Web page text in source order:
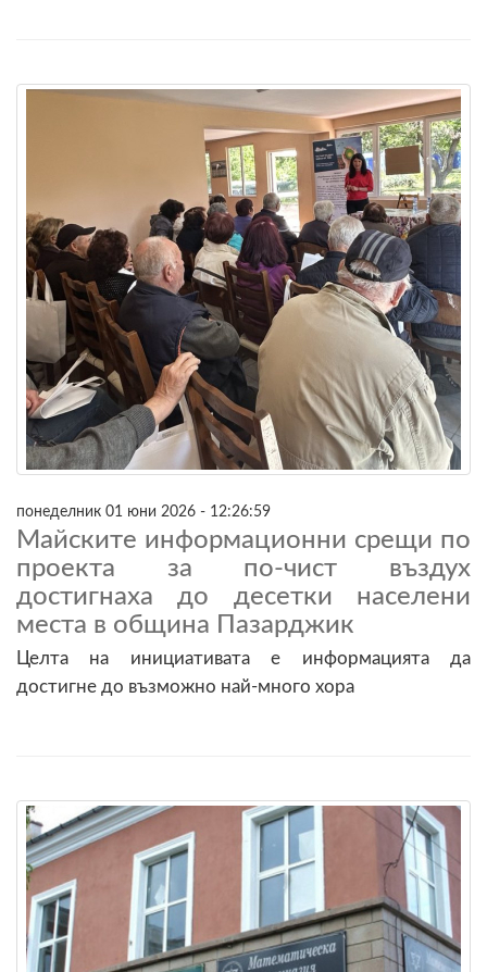
понеделник 01 юни 2026 - 12:26:59
Майските информационни срещи по
проекта за по-чист въздух
достигнаха до десетки населени
места в община Пазарджик
Целта на инициативата е информацията да
достигне до възможно най-много хора